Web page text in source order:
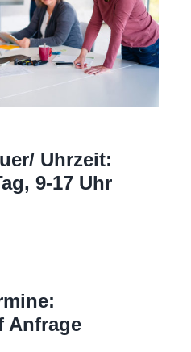
Uhrzeit:
9-17 Uhr
Anfrage